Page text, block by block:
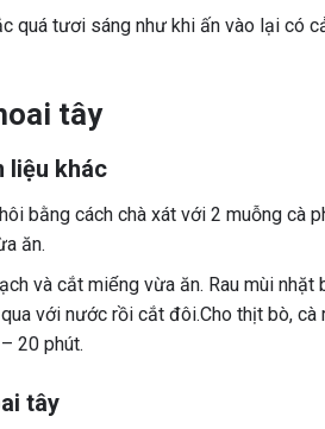
quá tươi sáng như khi ấn vào lại có
tây
liệu khác
bằng cách chà xát với 2 muỗng cà
ăn.
và cắt miếng vừa ăn. Rau mùi nhặt
với nước rồi cắt đôi.Cho thịt bò,
20 phút.
tây